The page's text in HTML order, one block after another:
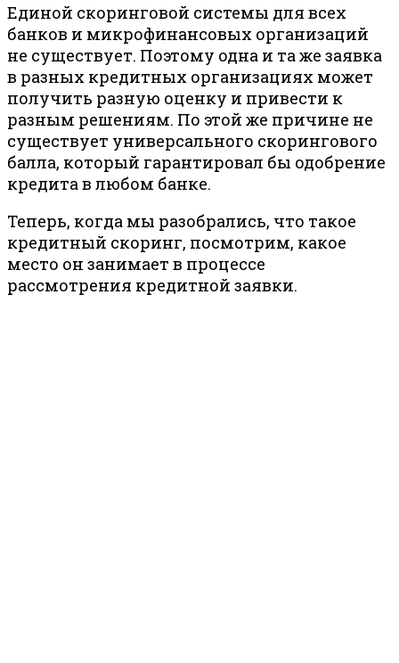
Единой скоринговой системы для всех
банков и микрофинансовых организаций
не существует. Поэтому одна и та же заявка
в разных кредитных организациях может
получить разную оценку и привести к
разным решениям. По этой же причине не
существует универсального скорингового
балла, который гарантировал бы одобрение
кредита в любом банке.
Теперь, когда мы разобрались, что такое
кредитный скоринг, посмотрим, какое
место он занимает в процессе
рассмотрения кредитной заявки.